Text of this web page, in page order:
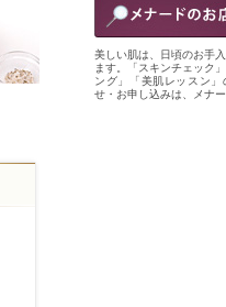
美しい肌は、日頃のお手
ます。「スキンチェック
ング」「美肌レッスン」
せ・お申し込みは、メナー